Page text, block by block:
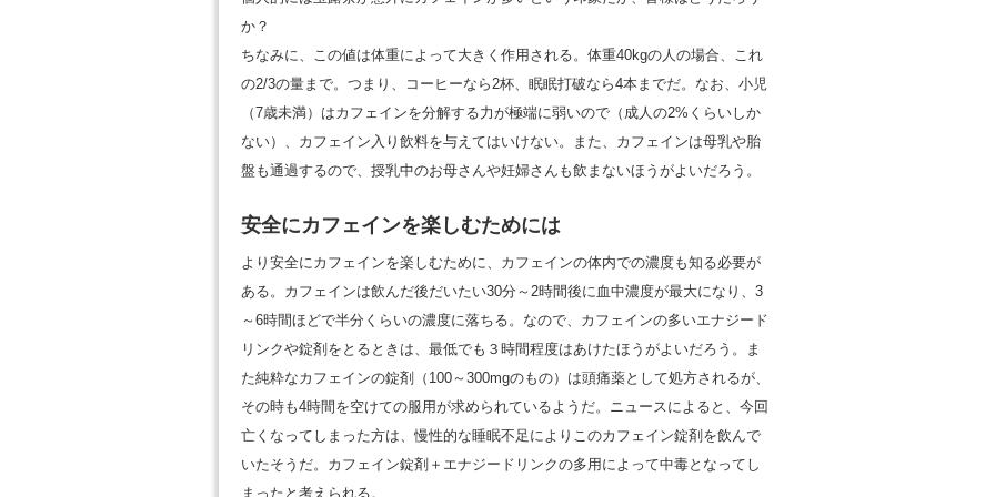
か？
ちなみに、この値は体重によって大きく作用される。体重40kgの人の場合、これ
の2/3の量まで。つまり、コーヒーなら2杯、眠眠打破なら4本までだ。なお、小児
（7歳未満）はカフェインを分解する力が極端に弱いので（成人の2%くらいしか
ない）、カフェイン入り飲料を与えてはいけない。また、カフェインは母乳や胎
盤も通過するので、授乳中のお母さんや妊婦さんも飲まないほうがよいだろう。
安全にカフェインを楽しむためには
より安全にカフェインを楽しむために、カフェインの体内での濃度も知る必要が
ある。カフェインは飲んだ後だいたい30分～2時間後に血中濃度が最大になり、3
～6時間ほどで半分くらいの濃度に落ちる。なので、カフェインの多いエナジード
リンクや錠剤をとるときは、最低でも３時間程度はあけたほうがよいだろう。ま
た純粋なカフェインの錠剤（100～300mgのもの）は頭痛薬として処方されるが、
その時も4時間を空けての服用が求められているようだ。ニュースによると、今回
亡くなってしまった方は、慢性的な睡眠不足によりこのカフェイン錠剤を飲んで
いたそうだ。カフェイン錠剤＋エナジードリンクの多用によって中毒となってし
まったと考えられる。